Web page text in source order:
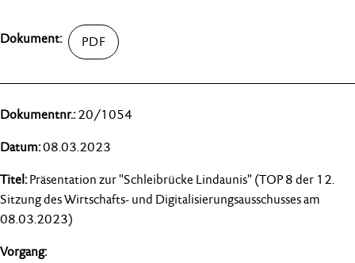
20/1054
08.03.2023
Präsentation zur "Schleibrücke Lindaunis" (TOP 8 der 12.
Sitzung des Wirtschafts- und Digitalisierungsausschusses am
08.03.2023)